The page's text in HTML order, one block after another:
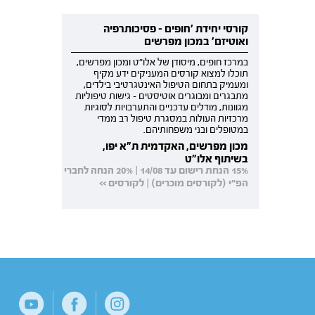
קורסי יחידת 'חופים - פסיכותרפיה
ואוטיזם' במכון מפרשים
במרכז חופים, מיסודן של אלו"ט ומכון מפרשים,
תוכלו למצוא קורסים המעניקים ידע מקיף
ומעמיק בתחום הטיפול האינטגרטיבי בילדים,
מתבגרים ומבוגרים אוטיסטים - גישות טיפוליות
מגוונות, מודלים עדכניים והתערבויות לסוגיות
מרכזיות העולות במסגרת טיפול רב ממדי
במטופלים ובני משפחותיהם.
מכון מפרשים, האקדמית ת"א יפו,
בשיתוף אלו"ט
15% הנחת רישום עד 14/08 | 20% הנחה לחברי
הפ"י (לקורסים מוכרים) | לקורסים >>